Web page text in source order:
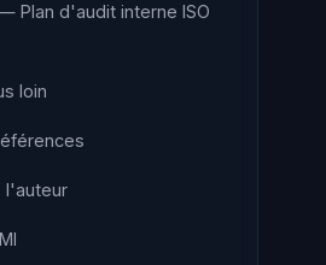
Plan d'audit interne ISO
loin
l'auteur